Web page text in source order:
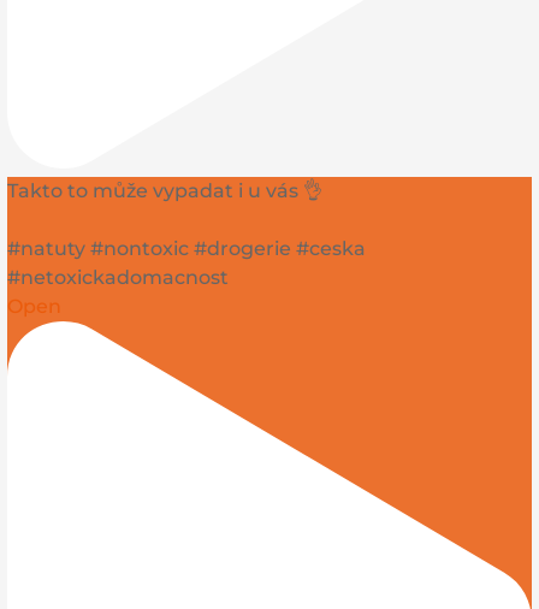
Takto to může vypadat i u vás 👌
#natuty #nontoxic #drogerie #ceska
#netoxickadomacnost
Open